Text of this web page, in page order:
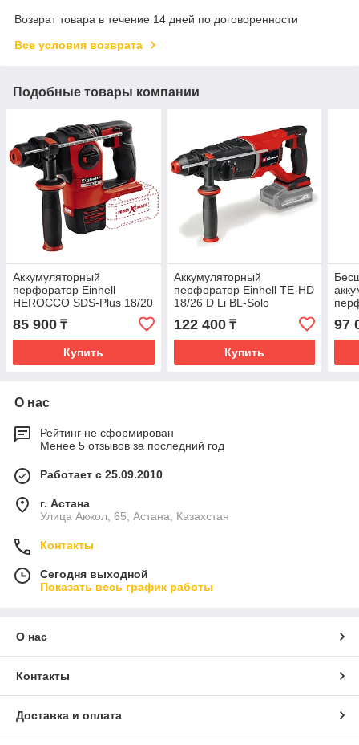
Возврат товара в течение 14 дней по договоренности
Все условия возврата
Подобные товары компании
Аккумуляторный
перфоратор Einhell
HEROCCO SDS-Plus 18/20
85 900 ₸
Купить
Аккумуляторный
перфоратор Einhell TE-HD
18/26 D Li BL-Solo
122 400₸
Купить
97
О нас
Рейтинг не сформирован
Менее 5 отзывов за последний год
Работает с 25.09.2010
г. Астана
Улица Акжол, 65, Астана, Казахстан
Контакты
Сегодня выходной
Показать весь график работы
О нас
Контакты
Доставка и оплата